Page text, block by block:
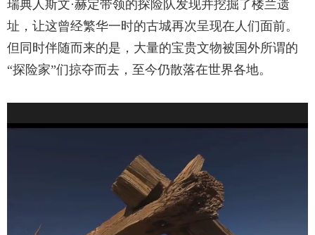
瑞典人斯文·赫定带领的探险队发现并挖掘了楼兰遗
址，让这曾经繁华一时的古城再次呈现在人们面前。
但同时伴随而来的是，大量的宝贵文物被国外所谓的
“探险家”们掠夺而去，至今仍散落在世界各地。